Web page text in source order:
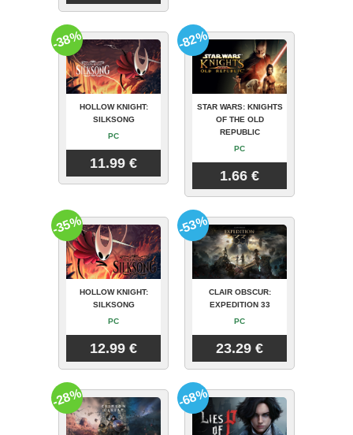
HOLLOW KNIGHT:
SILKSONG
PC
11.99 €
-38%
STAR WARS: KNIGHTS
OF THE OLD
REPUBLIC
PC
1.66 €
-82%
HOLLOW KNIGHT:
SILKSONG
PC
12.99 €
-35%
CLAIR OBSCUR:
EXPEDITION 33
PC
23.29 €
-53%
-28% -68%